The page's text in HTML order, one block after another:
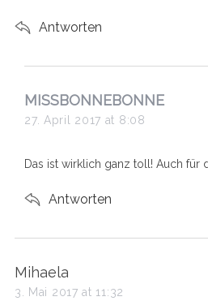
Antworten
s
a
s
MISSBONNEBONNE
27. April 2017 at 8:08
Das ist wirklich ganz toll! Auch für
Antworten
s
a
Mihaela
3. Mai 2017 at 11:32